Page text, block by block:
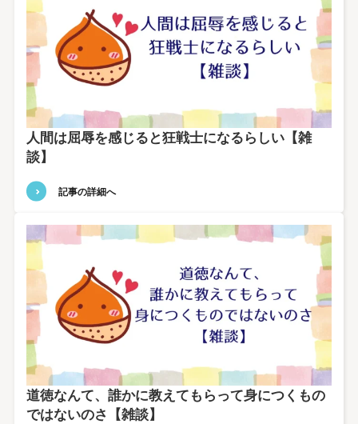
人間は屈辱を感じると狂戦士になるらしい【雑
談】
記事の詳細へ
道徳なんて、誰かに教えてもらって身につくもの
ではないのさ【雑談】